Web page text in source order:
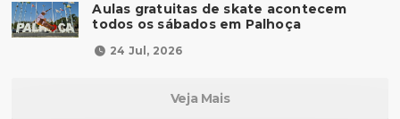
Aulas gratuitas de skate acontecem
todos os sábados em Palhoça
24 Jul, 2026
Veja Mais